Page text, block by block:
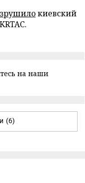
киевский
на наши
(6)